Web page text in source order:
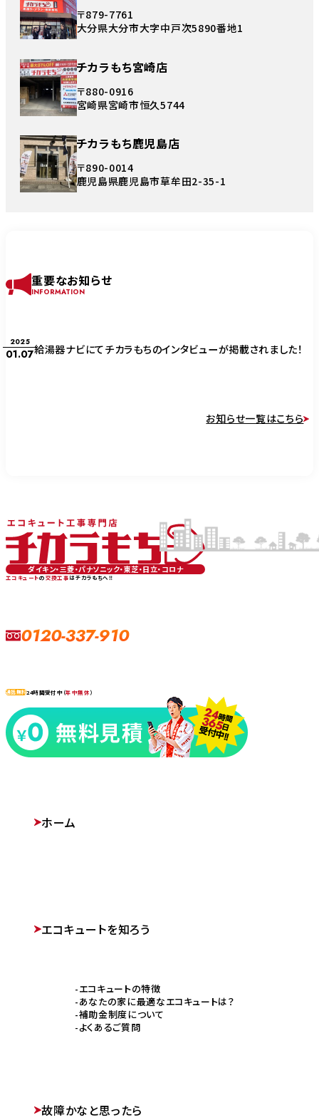
〒879-7761
大分県大分市大字中戸次5890番地1
チカラもち宮崎店
〒880-0916
宮崎県宮崎市恒久5744
チカラもち鹿児島店
〒890-0014
鹿児島県鹿児島市草牟田2-35-1
重要なお知らせ
INFORMATION
2025
01.07給湯器ナビにてチカラもちのインタビューが掲載されました！
お知らせ一覧はこちら
ダイキン・三菱・パナソニック・東芝・日立・コロナ
エコキュートの交換工事はチカラもちへ‼
0120-337-910
通話無料24時間受付中（年中無休）
ホーム
エコキュートを知ろう
エコキュートの特徴
あなたの家に最適なエコキュートは？
補助金制度について
よくあるご質問
故障かなと思ったら